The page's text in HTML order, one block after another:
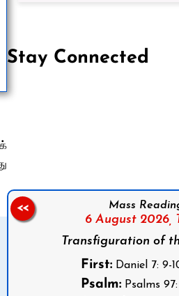
Stay Connected
Mass
6 August 2026,
Transfiguration of
First: Daniel 7: 9-
Psalm: Psalms
<<